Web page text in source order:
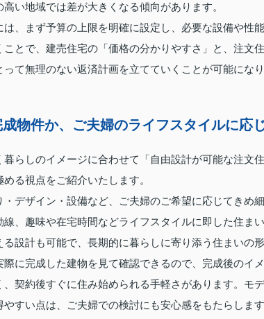
い地域では差が大きくなる傾向があります。
は、まず予算の上限を明確に設定し、必要な設備や性
ことで、建売住宅の「価格の分かりやすさ」と、注文
て無理のない返済計画を立てていくことが可能になり
物件か、ご夫婦のライフスタイルに応
暮らしのイメージに合わせて「自由設計が可能な注文
る視点をご紹介いたします。
・デザイン・設備など、ご夫婦のご希望に応じてきめ
線、趣味や在宅時間などライフスタイルに即した住ま
る設計も可能で、長期的に暮らしに寄り添う住まいの
際に完成した建物を見て確認できるので、完成後のイ
、契約後すぐに住み始められる手軽さがあります。モ
すい点は、ご夫婦での検討にも安心感をもたらします